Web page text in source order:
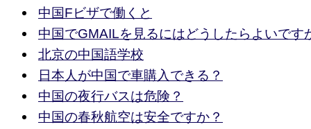
中国Fビザで働くと
中国でGMAILを見るにはどうしたらよいです
北京の中国語学校
日本人が中国で車購入できる？
中国の夜行バスは危険？
中国の春秋航空は安全ですか？